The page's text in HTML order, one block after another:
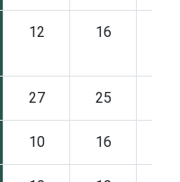
12 16
27 25
10 16